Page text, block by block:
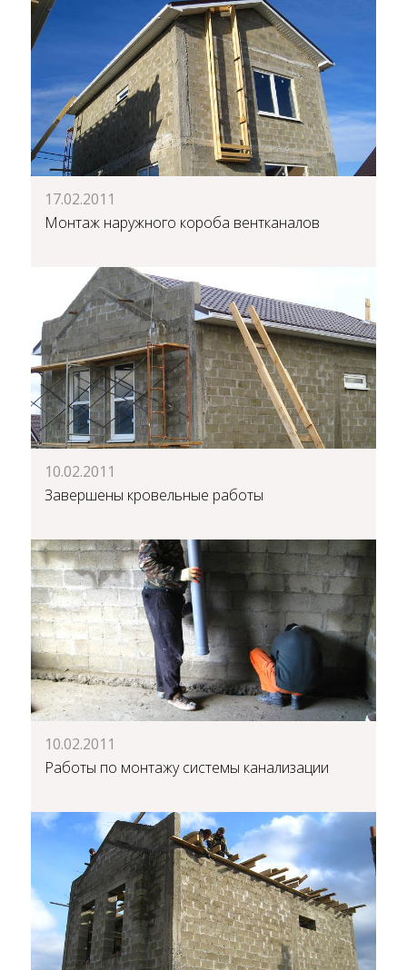
17.02.2011
Монтаж наружного короба вентканалов
10.02.2011
Завершены кровельные работы
10.02.2011
Работы по монтажу системы канализации